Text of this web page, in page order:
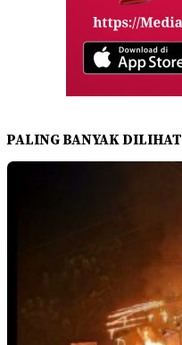
PALING BANYAK DILIHAT